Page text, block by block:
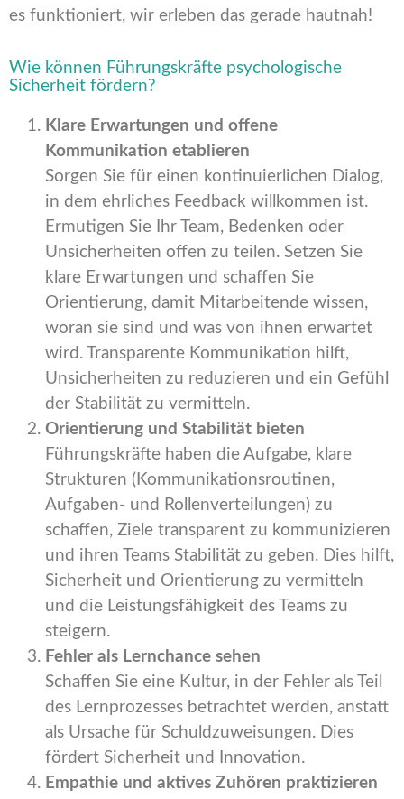
es funktioniert, wir erleben das gerade hautnah!
Wie können Führungskräfte psychologische
Sicherheit fördern?
Klare Erwartungen und offene
Kommunikation etablieren
Sorgen Sie für einen kontinuierlichen Dialog,
in dem ehrliches Feedback willkommen ist.
Ermutigen Sie Ihr Team, Bedenken oder
Unsicherheiten offen zu teilen. Setzen Sie
klare Erwartungen und schaffen Sie
Orientierung, damit Mitarbeitende wissen,
woran sie sind und was von ihnen erwartet
wird. Transparente Kommunikation hilft,
Unsicherheiten zu reduzieren und ein Gefühl
der Stabilität zu vermitteln.
Orientierung und Stabilität bieten
Führungskräfte haben die Aufgabe, klare
Strukturen (Kommunikationsroutinen,
Aufgaben- und Rollenverteilungen) zu
schaffen, Ziele transparent zu kommunizieren
und ihren Teams Stabilität zu geben. Dies hilft,
Sicherheit und Orientierung zu vermitteln
und die Leistungsfähigkeit des Teams zu
steigern.
Fehler als Lernchance sehen
Schaffen Sie eine Kultur, in der Fehler als Teil
des Lernprozesses betrachtet werden, anstatt
als Ursache für Schuldzuweisungen. Dies
fördert Sicherheit und Innovation.
Empathie und aktives Zuhören praktizieren